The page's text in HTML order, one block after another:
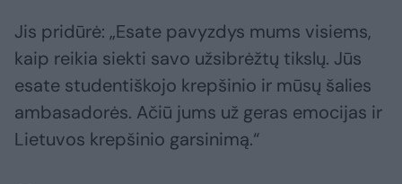
Jis pridūrė: „Esate pavyzdys mums visiems,
kaip reikia siekti savo užsibrėžtų tikslų. Jūs
esate studentiškojo krepšinio ir mūsų šalies
ambasadorės. Ačiū jums už geras emocijas ir
Lietuvos krepšinio garsinimą.“